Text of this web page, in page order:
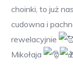
choinki, to już
cudowna i
rewelacyjnie
Mikołaja